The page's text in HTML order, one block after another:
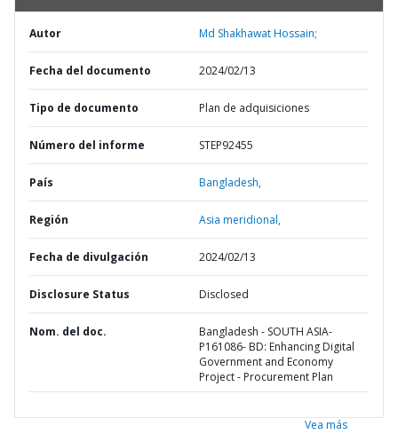
Autor Md Shakhawat Hossain;
Fecha del documento 2024/02/13
Tipo de documento Plan de adquisiciones
Número del informe STEP92455
País Bangladesh,
Región Asia meridional,
Fecha de divulgación 2024/02/13
Disclosure Status Disclosed
Nom. del doc.
Bangladesh - SOUTH ASIA-
P161086- BD: Enhancing Digital
Government and Economy
Project - Procurement Plan
Vea más